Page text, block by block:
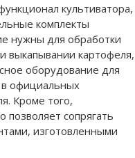
культиватора,
комплекты
нужны для обработки
выкапывании картофеля,
оборудование для
в официальных
Кроме того,
позволяет сопрягать
изготовленными